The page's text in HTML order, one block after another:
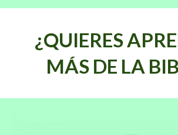
¿QUIERES
MÁS DE LA